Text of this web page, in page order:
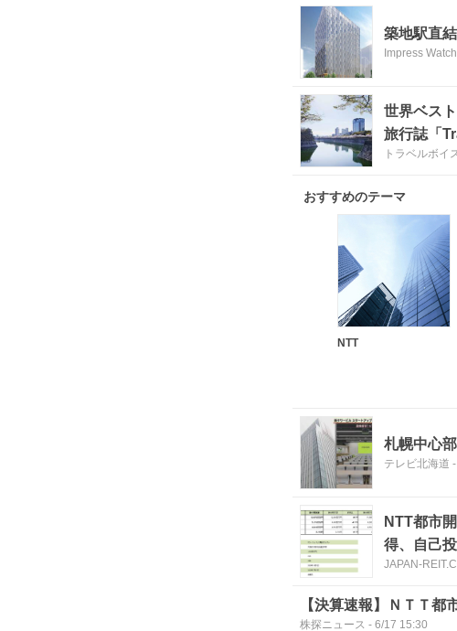
築地駅直
Impress Watch
世界ベス
旅行誌「
トラベルボイ
おすすめのテーマ
NTT
札幌中心
テレビ北海道 -
NTT都市
得、自己
JAPAN-
【決算速報】ＮＴＴ都
株探ニュース - 6/17 15:30